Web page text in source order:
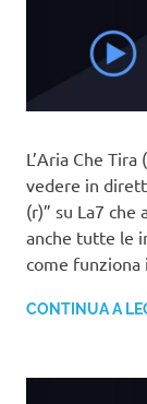
L’Aria Che
vedere in
(r)” su La7
anche tutte le
come funziona
CONTINUA A